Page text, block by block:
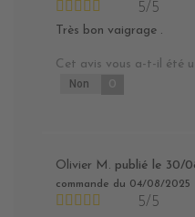
5/5
Très bon vaigrage .
Cet avis vous a-t-il été
Non 0
Olivier M. publié le 30/
commande du 04/08/2025
5/5